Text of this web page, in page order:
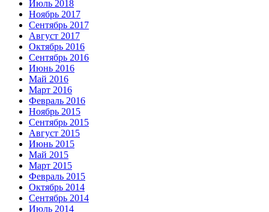
Июль 2018
Ноябрь 2017
Сентябрь 2017
Август 2017
Октябрь 2016
Сентябрь 2016
Июнь 2016
Май 2016
Март 2016
Февраль 2016
Ноябрь 2015
Сентябрь 2015
Август 2015
Июнь 2015
Май 2015
Март 2015
Февраль 2015
Октябрь 2014
Сентябрь 2014
Июль 2014